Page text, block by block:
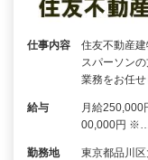
仕事内容
住友不動産
スパーソン
業務をお任
給与
月給250,000
00,000円 ※…
勤務地
東京都品川